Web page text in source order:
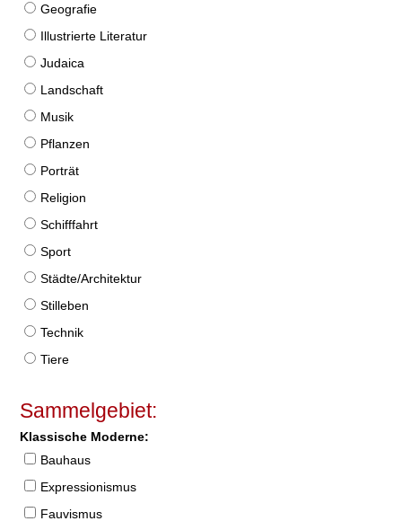
Geografie
Illustrierte Literatur
Judaica
Landschaft
Musik
Pflanzen
Porträt
Religion
Schifffahrt
Sport
Städte/Architektur
Stilleben
Technik
Tiere
Sammelgebiet:
Klassische Moderne:
Bauhaus
Expressionismus
Fauvismus